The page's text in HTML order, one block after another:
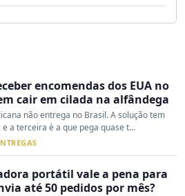
encomendas dos EUA no
cair em cilada na alfândega
não entrega no Brasil. A solução tem
a terceira é a que pega quase t...
portátil vale a pena para
até 50 pedidos por mês?